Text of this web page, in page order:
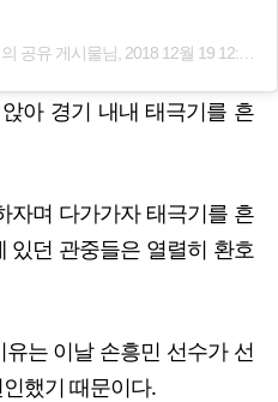
공유 게시물님, 2018 12월 19 12:36오후 PST
아 경기 내내 태극기를 흔
자며 다가가자 태극기를 흔
있던 관중들은 열렬히 환호
는 이날 손흥민 선수가 선
했기 때문이다.